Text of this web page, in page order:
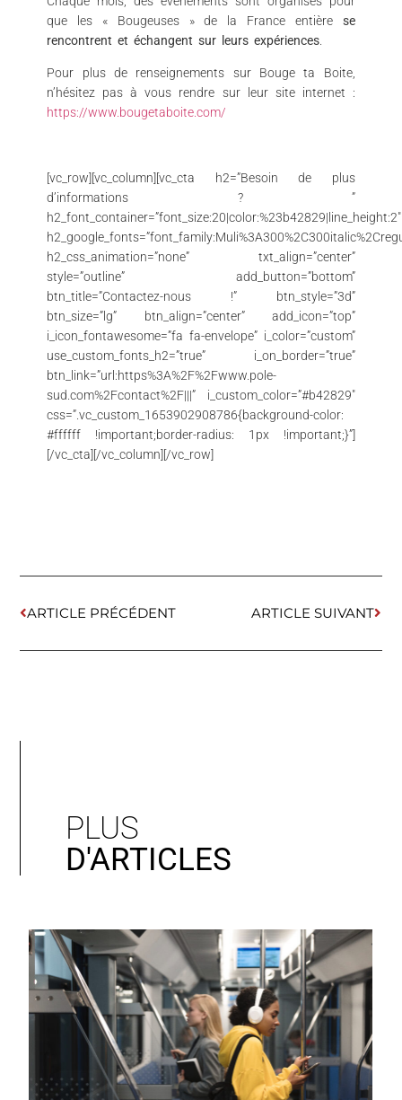
que les « Bougeuses » de la France entière se
rencontrent et échangent sur leurs expériences
Pour plus de renseignements sur Bouge ta Boite,
n’hésitez pas à vous rendre sur leur site internet :
https://www.bougetaboite.com/
[vc_row][vc_column][vc_cta h2=”Besoin de plus
d’informations ? ”
h2_font_container=”font_size:20|color:%23b42829|line_height:2″
h2_css_animation=”none” txt_align=”center”
style=”outline” add_button=”bottom”
btn_title=”Contactez-nous !” btn_style=”3d”
btn_size=”lg” btn_align=”center” add_icon=”top”
i_icon_fontawesome=”fa fa-envelope” i_color=”custom”
use_custom_fonts_h2=”true” i_on_border=”true”
btn_link=”url:https%3A%2F%2Fwww.pole-
sud.com%2Fcontact%2F|||” i_custom_color=”#b42829″
css=”.vc_custom_1653902908786{background-color:
#ffffff !important;border-radius: 1px !important;}”]
[/vc_cta][/vc_column][/vc_row]
ARTICLE PRÉCÉDENT ARTICLE SUIVANT
PLUS
D'ARTICLES